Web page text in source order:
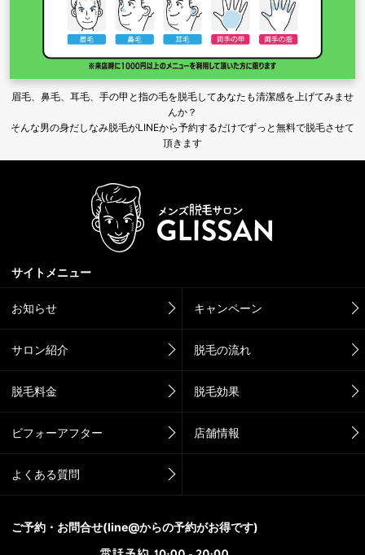
眉毛、鼻毛、耳毛、手の甲と指の毛を脱毛してあなたも清潔感を上げてみませ
んか？
そんな男の身だしなみ脱毛がLINEから予約するだけでずっと無料で脱毛させて
頂きます
サイトメニュー
お知らせ キャンペーン
サロン紹介 脱毛の流れ
脱毛料金 脱毛効果
ビフォーアフター 店舗情報
よくある質問
ご予約・お問合せ(line@からの予約がお得です)